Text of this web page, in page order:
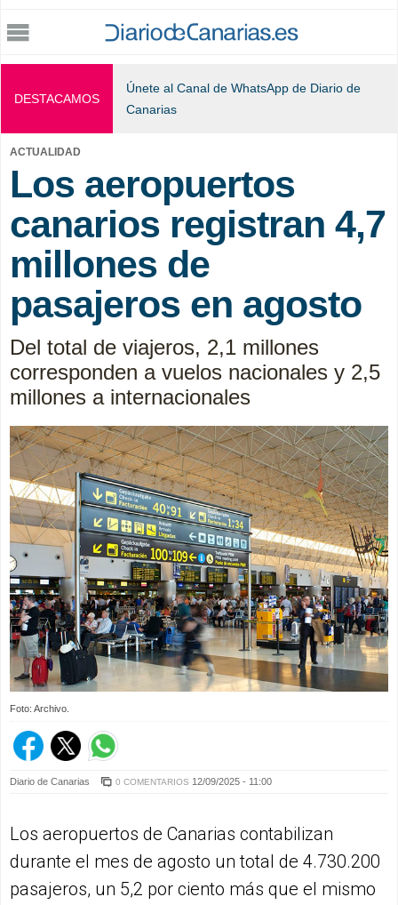
DESTACAMOS
Únete al Canal de WhatsApp de Diario de
Canarias
ACTUALIDAD
Los aeropuertos
canarios registran 4,7
millones de
pasajeros en agosto
Del total de viajeros, 2,1 millones
corresponden a vuelos nacionales y 2,5
millones a internacionales
Foto: Archivo.
Diario de Canarias 0 COMENTARIOS 12/09/2025 - 11:00
Los aeropuertos de Canarias contabilizan
durante el mes de agosto un total de 4.730.200
pasajeros, un 5,2 por ciento más que el mismo